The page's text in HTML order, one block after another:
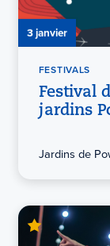
3 janvier
FESTIVALS
Festival
jardins
Jardins de